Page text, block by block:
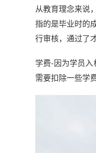
从教育理念来说
指的是毕业时的
行审核，通过了
学费-因为学员
需要扣除一些学